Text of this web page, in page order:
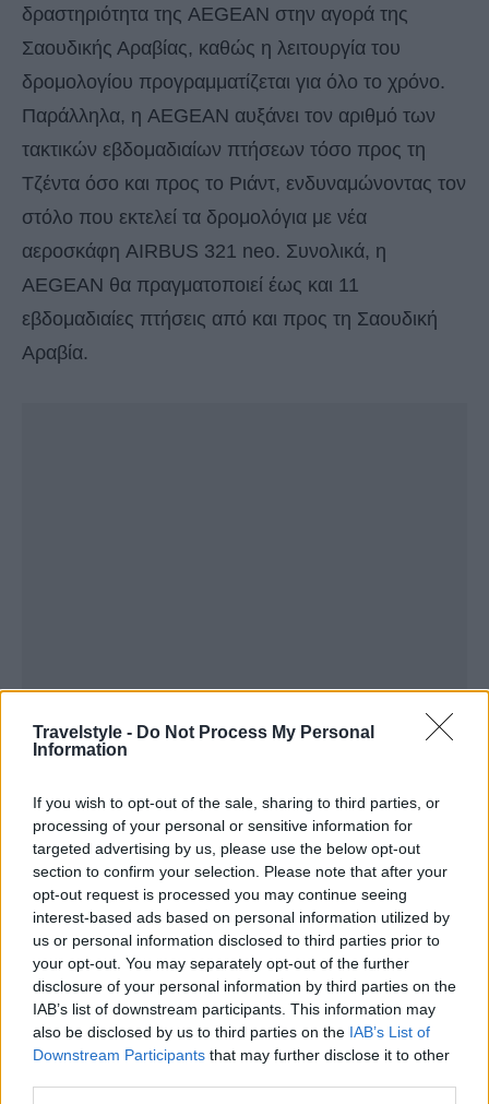
Travelstyle - Do Not Process My Personal
Information
If you wish to opt-out of the sale, sharing to third parties, or
processing of your personal or sensitive information for
targeted advertising by us, please use the below opt-out
section to confirm your selection. Please note that after your
opt-out request is processed you may continue seeing
interest-based ads based on personal information utilized by
us or personal information disclosed to third parties prior to
your opt-out. You may separately opt-out of the further
disclosure of your personal information by third parties on the
IAB’s list of downstream participants. This information may
also be disclosed by us to third parties on the IAB’s List of
Downstream Participants that may further disclose it to other
δραστηριότητα της AEGEAN στην αγορά της
Σαουδικής Αραβίας, καθώς η λειτουργία του
δρομολογίου προγραμματίζεται για όλο το χρόνο.
Παράλληλα, η AEGEAN αυξάνει τον αριθμό των
τακτικών εβδομαδιαίων πτήσεων τόσο προς τη
Τζέντα όσο και προς το Ριάντ, ενδυναμώνοντας τον
στόλο που εκτελεί τα δρομολόγια με νέα
αεροσκάφη AIRBUS 321 neo. Συνολικά, η
AEGEAN θα πραγματοποιεί έως και 11
εβδομαδιαίες πτήσεις από και προς τη Σαουδική
Αραβία.